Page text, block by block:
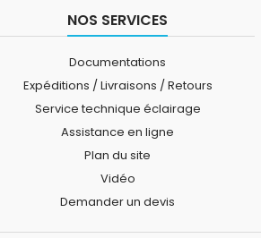
NOS SERVICES
Documentations
Expéditions / Livraisons / Retours
Service technique éclairage
Assistance en ligne
Plan du site
Vidéo
Demander un devis